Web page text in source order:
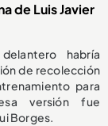
de Luis Javier
habría
de recolección
para
versión fue
Borges.